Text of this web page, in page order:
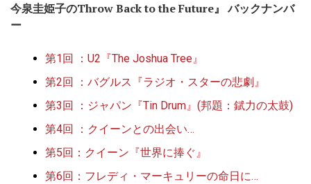
今泉圭姫子のThrow Back to the Future』 バックナンバ
ー
第1回 ：U2『The Joshua Tree』
第2回 ：バグルス『ラジオ・スターの悲劇』
第3回 ：ジャパン『Tin Drum』(邦題：錻力の太鼓)
第4回 ：クイーンとの出会い…
第5回：クイーン『世界に捧ぐ』
第6回：フレディ・マーキュリーの命日に…